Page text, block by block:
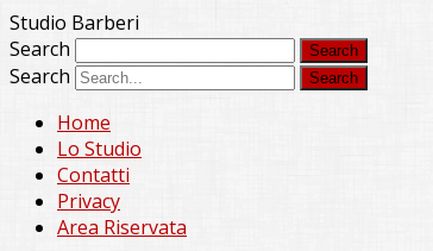
Studio Barberi
Search
Search
Home
Lo Studio
Contatti
Privacy
Area Riservata